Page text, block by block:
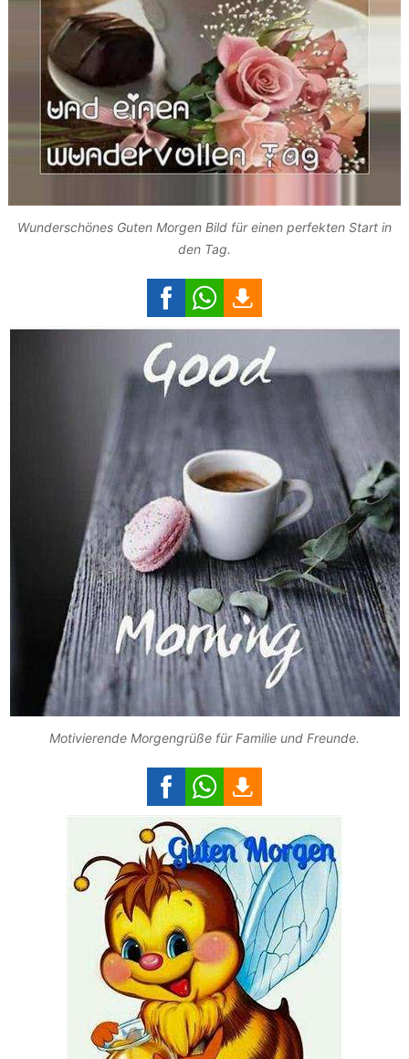
Wunderschönes Guten Morgen Bild für einen perfekten Start in
den Tag.
Motivierende Morgengrüße für Familie und Freunde.